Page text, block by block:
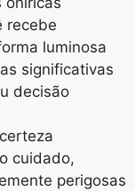
recebe
luminosa
significativas
decisão
cuidado,
perigosas